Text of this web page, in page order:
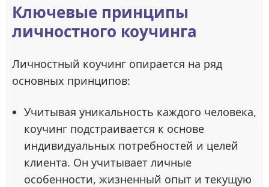
Ключевые принципы
личностного коучинга
Личностный коучинг опирается на ряд
основных принципов:
Учитывая уникальность каждого человека,
коучинг подстраивается к основе
индивидуальных потребностей и целей
клиента. Он учитывает личные
особенности, жизненный опыт и текущую